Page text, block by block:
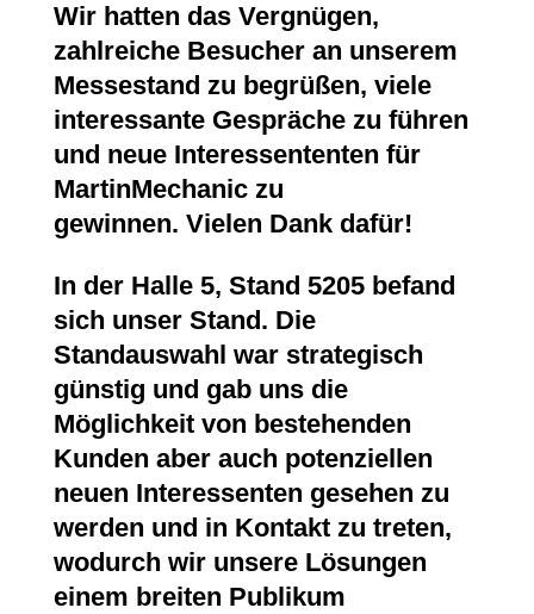
Wir hatten das Vergnügen,
zahlreiche Besucher an unserem
Messestand zu begrüßen, viele
interessante Gespräche zu führen
und neue Interessententen für
MartinMechanic zu
gewinnen. Vielen Dank dafür!
In der Halle 5, Stand 5205 befand
sich unser Stand. Die
Standauswahl war strategisch
günstig und gab uns die
Möglichkeit von bestehenden
Kunden aber auch potenziellen
neuen Interessenten gesehen zu
werden und in Kontakt zu treten,
wodurch wir unsere Lösungen
einem breiten Publikum